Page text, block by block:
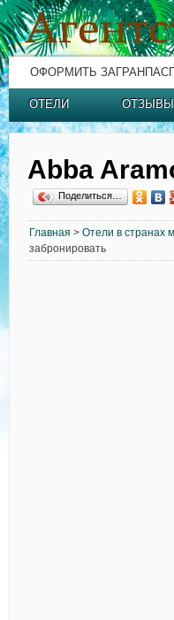
ОФОРМИТЬ
ОТЕЛИ ОТЗЫВЫ
Abba
Поделиться…
Главная > Отели в странах
забронировать